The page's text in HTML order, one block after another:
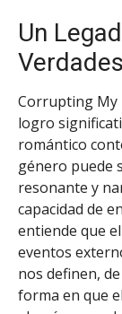
Un
Corrupting My
logro
romántico
género puede
resonante y
capacidad de
entiende que
eventos
nos definen,
forma en que